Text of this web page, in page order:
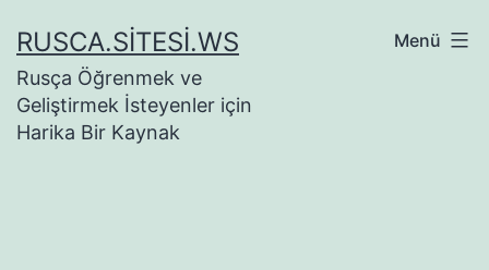
geçRUSCA.SITESI.WS
Rusça Öğrenmek ve
Geliştirmek İsteyenler için
Harika Bir Kaynak
Menü